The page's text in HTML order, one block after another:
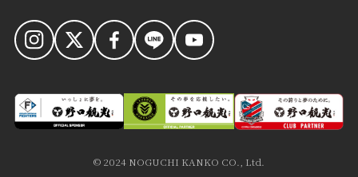
© 2024 NOGUCHI KANKO CO., Ltd.